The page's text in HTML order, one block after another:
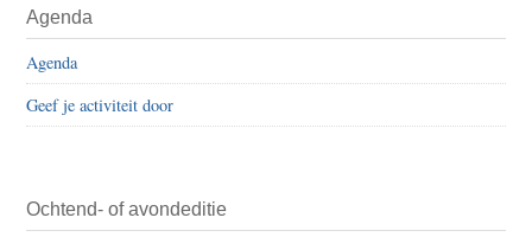
het
Sidebar
Agenda
Agenda
Geef je activiteit door
Ochtend- of avondeditie